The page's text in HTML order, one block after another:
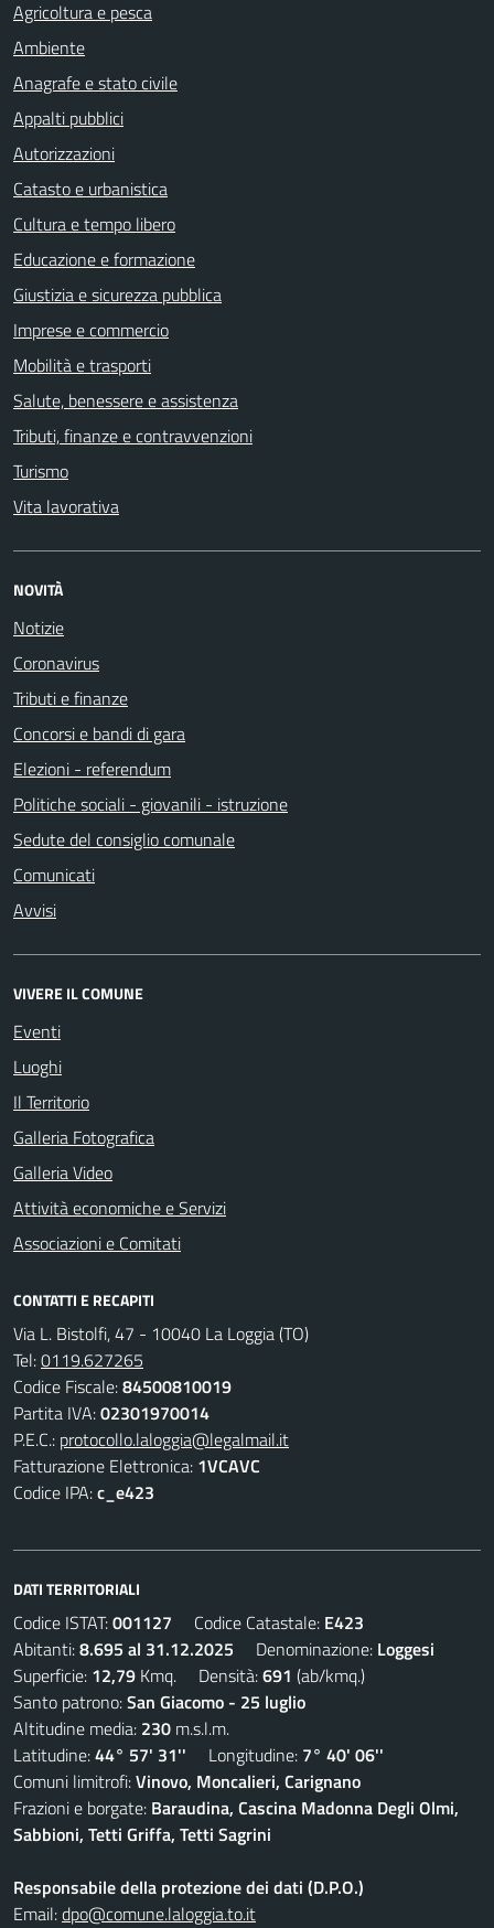
Agricoltura e pesca
Ambiente
Anagrafe e stato civile
Appalti pubblici
Autorizzazioni
Catasto e urbanistica
Cultura e tempo libero
Educazione e formazione
Giustizia e sicurezza pubblica
Imprese e commercio
Mobilità e trasporti
Salute, benessere e assistenza
Tributi, finanze e contravvenzioni
Turismo
Vita lavorativa
NOVITÀ
Notizie
Coronavirus
Tributi e finanze
Concorsi e bandi di gara
Elezioni - referendum
Politiche sociali - giovanili - istruzione
Sedute del consiglio comunale
Comunicati
Avvisi
VIVERE IL COMUNE
Eventi
Luoghi
Il Territorio
Galleria Fotografica
Galleria Video
Attività economiche e Servizi
Associazioni e Comitati
CONTATTI E RECAPITI
Via L. Bistolfi, 47 - 10040 La Loggia (TO)
Tel:0119.627265
Codice Fiscale:84500810019
Partita IVA:02301970014
P.E.C.: protocollo.laloggia@legalmail.it
Fatturazione Elettronica: 1VCAVC
Codice IPA:c_e423
DATI TERRITORIALI
Codice ISTAT:001127 Codice Catastale: E423
Abitanti:8.695 al 31.12.2025 Denominazione: Loggesi
Superficie: 12,79 Kmq. Densità:691 (ab/kmq.)
Santo patrono:San Giacomo - 25 luglio
Altitudine media: 230 m.s.l.m.
Latitudine:44° 57' 31'' Longitudine: 7° 40' 06''
Comuni limitrofi:Vinovo, Moncalieri, Carignano
Frazioni e borgate: Baraudina, Cascina Madonna Degli Olmi,
Sabbioni, Tetti Griffa, Tetti Sagrini
Responsabile della protezione dei dati (D.P.O.)
Email:dpo@comune.laloggia.to.it